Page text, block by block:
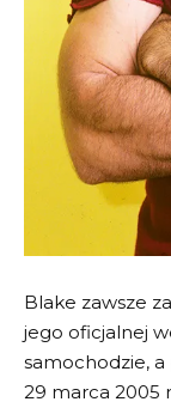
Blake zawsze
jego oficjalnej
samochodzie,
29 marca 2005